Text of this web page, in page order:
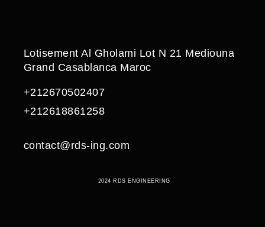
Lotisement Al Gholami Lot N 21 Mediouna
Grand Casablanca Maroc
+212670502407
+212618861258
contact@rds-ing.com
2024 RDS ENGINEERING